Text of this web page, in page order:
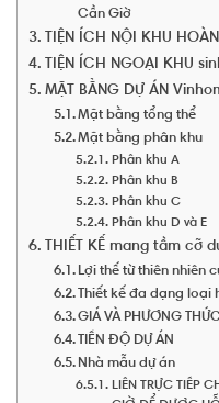
Cần Giờ
TIỆN ÍCH NỘI KHU
TIỆN ÍCH NGOẠI KHU
MẶT BẰNG DỰ ÁN
Mặt bằng tổng thể
Mặt bằng phân khu
Phân khu A
Phân khu B
Phân khu C
Phân khu D và E
THIẾT KẾ mang tầm cỡ
Lợi thế từ thiên nhiên
Thiết kế đa dạng
GIÁ VÀ PHƯƠNG
TIẾN ĐỘ DỰ ÁN
Nhà mẫu dự án
LIÊN TRỰC TIẾP